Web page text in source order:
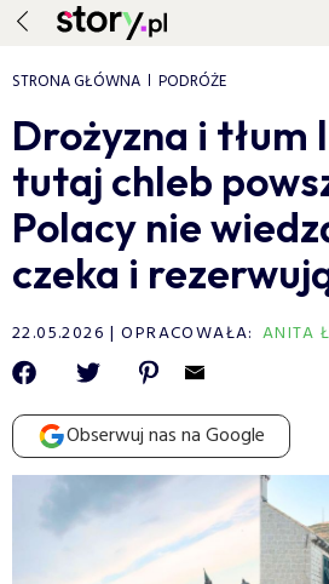
STRONA GŁÓWNA PODRÓŻE
Drożyzna i tłum
tutaj chleb
Polacy nie
czeka i
22.05.2026 OPRACOWAŁA: ANITA
Obserwuj nas na Google